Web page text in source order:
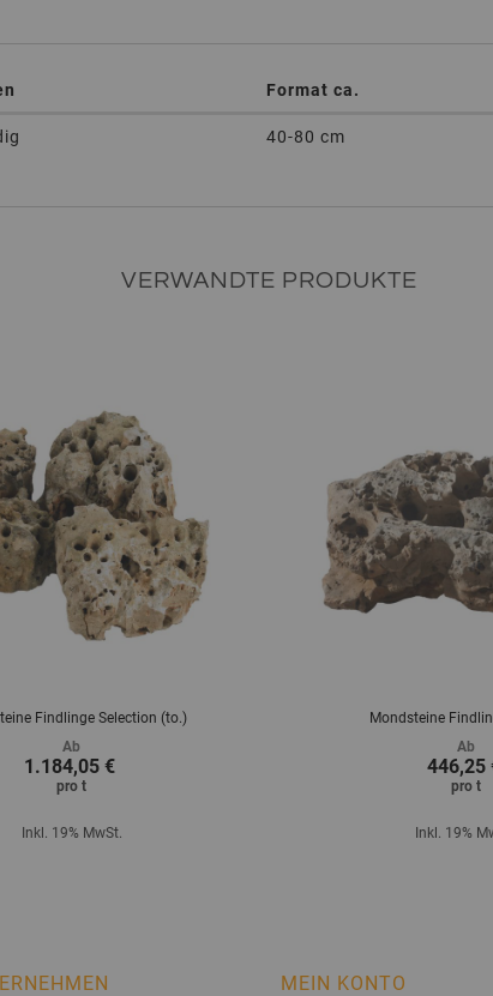
Format ca.
40-80 cm
VERWANDTE PRODUKTE
Findlinge Selection (to.)
Ab
1.184,05 €
prot
Inkl. 19% MwSt.
Mondsteine
Ab
446,25
pro t
Inkl. 19%
MEIN KONTO